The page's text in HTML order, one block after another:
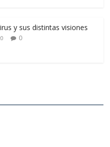
y sus distintas visiones
0